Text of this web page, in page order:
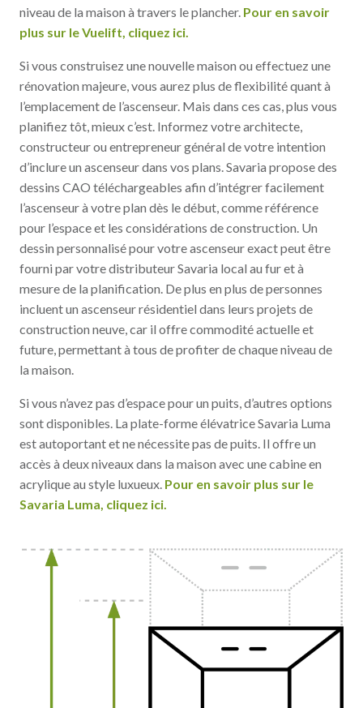
niveau de la maison à travers le plancher. Pour en savoir
plus sur le Vuelift, cliquez ici.
Si vous construisez une nouvelle maison ou effectuez une
rénovation majeure, vous aurez plus de flexibilité quant à
l’emplacement de l’ascenseur. Mais dans ces cas, plus vous
planifiez tôt, mieux c’est. Informez votre architecte,
constructeur ou entrepreneur général de votre intention
d’inclure un ascenseur dans vos plans. Savaria propose des
dessins CAO téléchargeables afin d’intégrer facilement
l’ascenseur à votre plan dès le début, comme référence
pour l’espace et les considérations de construction. Un
dessin personnalisé pour votre ascenseur exact peut être
fourni par votre distributeur Savaria local au fur et à
mesure de la planification. De plus en plus de personnes
incluent un ascenseur résidentiel dans leurs projets de
construction neuve, car il offre commodité actuelle et
future, permettant à tous de profiter de chaque niveau de
la maison.
Si vous n’avez pas d’espace pour un puits, d’autres options
sont disponibles. La plate-forme élévatrice Savaria Luma
est autoportant et ne nécessite pas de puits. Il offre un
accès à deux niveaux dans la maison avec une cabine en
acrylique au style luxueux. Pour en savoir plus sur le
Savaria Luma, cliquez ici.